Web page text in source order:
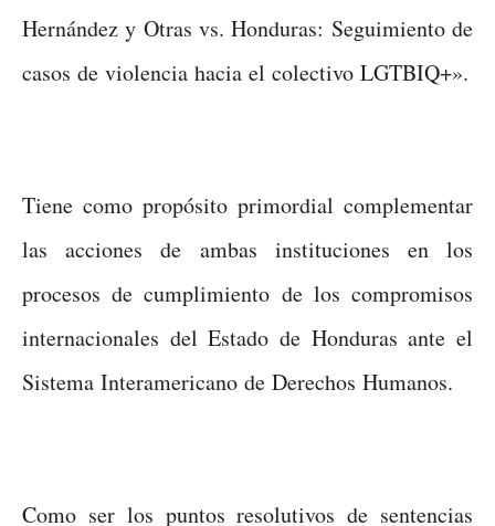
Hernández y Otras vs. Honduras: Seguimiento de
casos de violencia hacia el colectivo LGTBIQ+».
Tiene como propósito primordial complementar
las acciones de ambas instituciones en los
procesos de cumplimiento de los compromisos
internacionales del Estado de Honduras ante el
Sistema Interamericano de Derechos Humanos.
Como ser los puntos resolutivos de sentencias